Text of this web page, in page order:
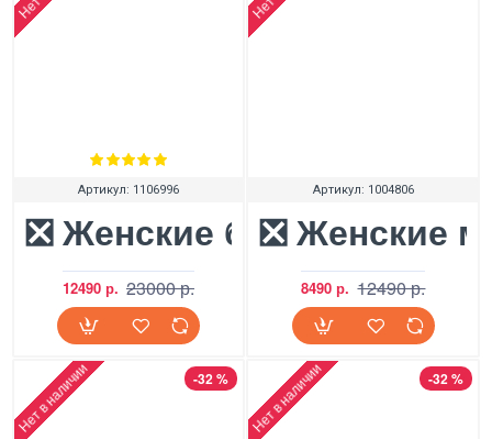
Артикул: 1106996
❎ Женские ботинки Ugg
12490 р. 23000 р.
Артикул: 1004806
❎ Женские
8490 р. 12490 р.
-32 %
Нет в наличии -32 %
Нет в наличии